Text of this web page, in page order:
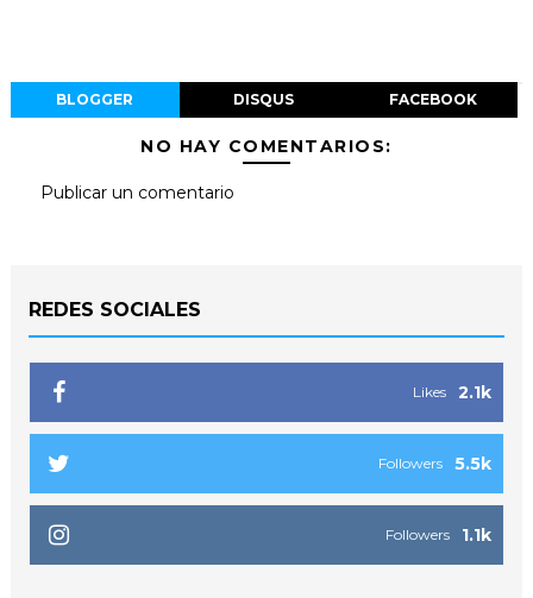
BLOGGER DISQUS FACEBOOK
NO HAY COMENTARIOS:
Publicar un comentario
REDES SOCIALES
2.1k
Likes
5.5k
Followers
1.1k
Followers